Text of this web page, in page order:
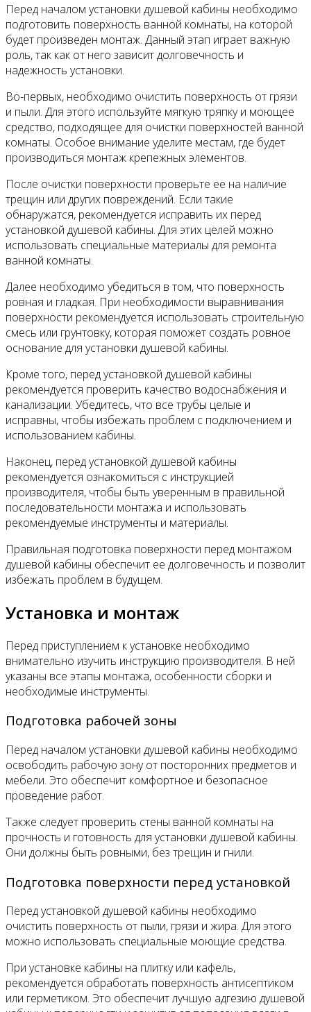
Перед началом установки душевой кабины необходимо
подготовить поверхность ванной комнаты, на которой
будет произведен монтаж. Данный этап играет важную
роль, так как от него зависит долговечность и
надежность установки.
Во-первых, необходимо очистить поверхность от грязи
и пыли. Для этого используйте мягкую тряпку и моющее
средство, подходящее для очистки поверхностей ванной
комнаты. Особое внимание уделите местам, где будет
производиться монтаж крепежных элементов.
После очистки поверхности проверьте ее на наличие
трещин или других повреждений. Если такие
обнаружатся, рекомендуется исправить их перед
установкой душевой кабины. Для этих целей можно
использовать специальные материалы для ремонта
ванной комнаты.
Далее необходимо убедиться в том, что поверхность
ровная и гладкая. При необходимости выравнивания
поверхности рекомендуется использовать строительную
смесь или грунтовку, которая поможет создать ровное
основание для установки душевой кабины.
Кроме того, перед установкой душевой кабины
рекомендуется проверить качество водоснабжения и
канализации. Убедитесь, что все трубы целые и
исправны, чтобы избежать проблем с подключением и
использованием кабины.
Наконец, перед установкой душевой кабины
рекомендуется ознакомиться с инструкцией
производителя, чтобы быть уверенным в правильной
последовательности монтажа и использовать
рекомендуемые инструменты и материалы.
Правильная подготовка поверхности перед монтажом
душевой кабины обеспечит ее долговечность и позволит
избежать проблем в будущем.
Установка и монтаж
Перед приступлением к установке необходимо
внимательно изучить инструкцию производителя. В ней
указаны все этапы монтажа, особенности сборки и
необходимые инструменты.
Подготовка рабочей зоны
Перед началом установки душевой кабины необходимо
освободить рабочую зону от посторонних предметов и
мебели. Это обеспечит комфортное и безопасное
проведение работ.
Также следует проверить стены ванной комнаты на
прочность и готовность для установки душевой кабины.
Они должны быть ровными, без трещин и гнили.
Подготовка поверхности перед установкой
Перед установкой душевой кабины необходимо
очистить поверхность от пыли, грязи и жира. Для этого
можно использовать специальные моющие средства.
При установке кабины на плитку или кафель,
рекомендуется обработать поверхность антисептиком
или герметиком. Это обеспечит лучшую адгезию душевой